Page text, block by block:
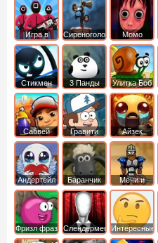
Игра в
Кальмара
Сиреноголовый Момо
Стикмен 3 Панды Улитка Боб
Сабвей
Серф
Гравити
Фолз
Айзек
Андертейл
Баранчик
Шон
Мечи и
Сандали
Фризл фраз Слендермен Интересные